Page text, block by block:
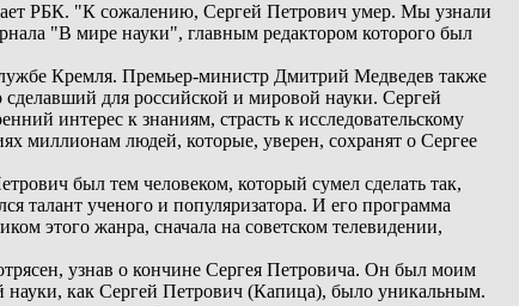
РБК. "К сожалению, Сергей Петрович умер. Мы узнали
"В мире науки", главным редактором которого был
Кремля. Премьер-министр Дмитрий Медведев также
для российской и мировой науки. Сергей
интерес к знаниям, страсть к исследовательскому
миллионам людей, которые, уверен, сохранят о Сергее
был тем человеком, который сумел сделать так,
талант ученого и популяризатора. И его программа
этого жанра, сначала на советском телевидении,
узнав о кончине Сергея Петровича. Он был моим
науки, как Сергей Петрович (Капица), было уникальным.